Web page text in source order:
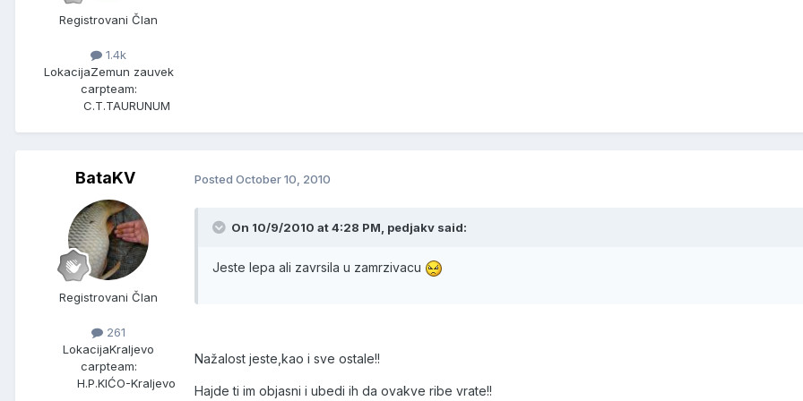
Registrovani Član
1.4k
LokacijaZemun zauvek
carpteam:
C.T.TAURUNUM
BataKV
Registrovani Član
261
LokacijaKraljevo
carpteam:
H.P.KIĆO-Kraljevo
Posted October 10, 2010
On 10/9/2010 at 4:28 PM, pedjakv said:
Jeste lepa ali zavrsila u zamrzivacu
Nažalost jeste,kao i sve ostale!!
Hajde ti im objasni i ubedi ih da ovakve ribe vrate!!